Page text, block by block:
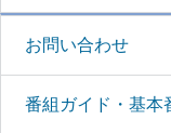
お問い合わせ
番組ガイド・基本